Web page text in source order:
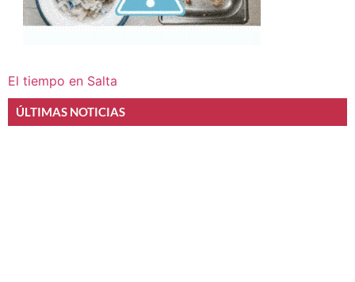
El tiempo en Salta
ÚLTIMAS NOTICIAS